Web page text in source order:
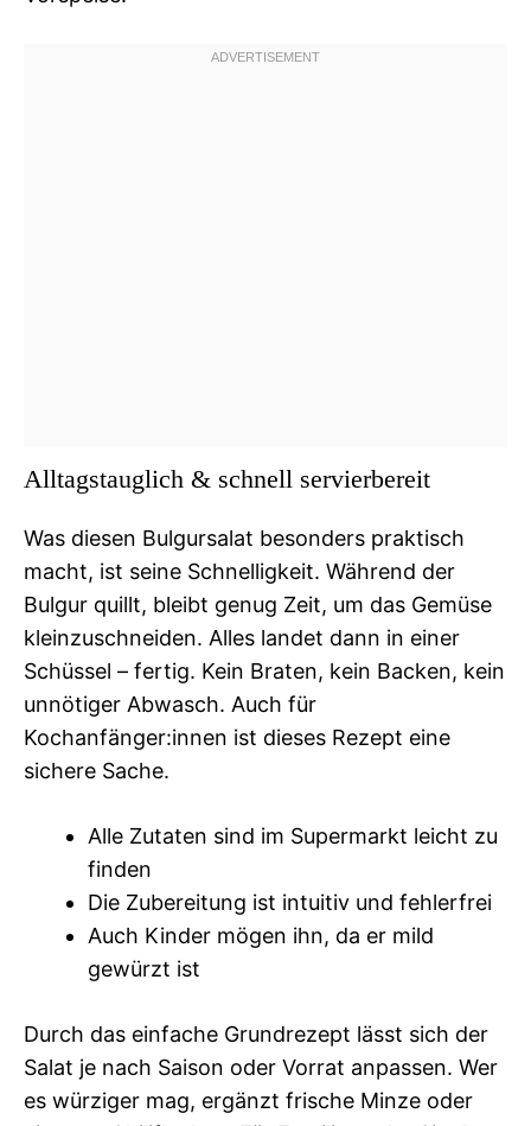
Alltagstauglich & schnell servierbereit
Was diesen Bulgursalat besonders praktisch
macht, ist seine Schnelligkeit. Während der
Bulgur quillt, bleibt genug Zeit, um das Gemüse
kleinzuschneiden. Alles landet dann in einer
Schüssel – fertig. Kein Braten, kein Backen, kein
unnötiger Abwasch. Auch für
Kochanfänger:innen ist dieses Rezept eine
sichere Sache.
Alle Zutaten sind im Supermarkt leicht zu
finden
Die Zubereitung ist intuitiv und fehlerfrei
Auch Kinder mögen ihn, da er mild
gewürzt ist
Durch das einfache Grundrezept lässt sich der
Salat je nach Saison oder Vorrat anpassen. Wer
es würziger mag, ergänzt frische Minze oder